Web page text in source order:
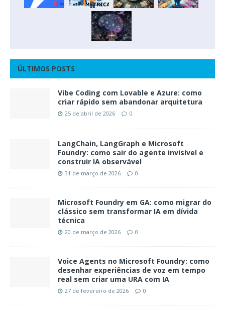
ÚLTIMOS POSTS
Vibe Coding com Lovable e Azure: como
criar rápido sem abandonar arquitetura
25 de abril de 2026 0
LangChain, LangGraph e Microsoft
Foundry: como sair do agente invisível e
construir IA observável
31 de março de 2026 0
Microsoft Foundry em GA: como migrar do
clássico sem transformar IA em dívida
técnica
20 de março de 2026 0
Voice Agents no Microsoft Foundry: como
desenhar experiências de voz em tempo
real sem criar uma URA com IA
27 de fevereiro de 2026 0